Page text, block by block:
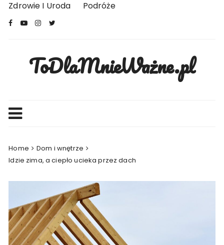
Skip
content
Zdrowie I Uroda Podróże
ToDlaMnieWażne.pl
Home
Dom i wnętrze
Idzie zima, a ciepło ucieka przez dach